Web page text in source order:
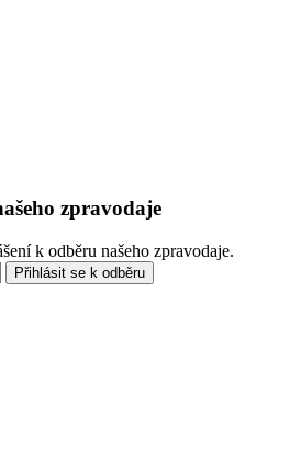
zpravodaje
k odběru našeho zpravodaje.
Přihlásit se k odběru